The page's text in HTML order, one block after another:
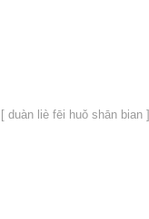
[ duàn liè fēi huǒ shān bian ]